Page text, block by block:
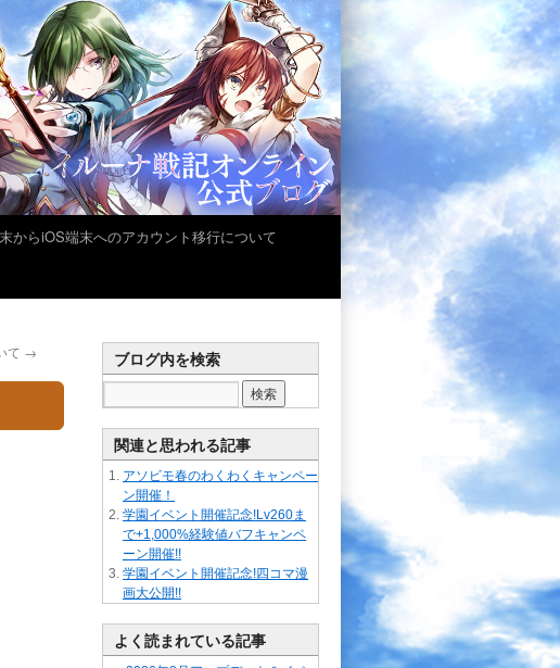
からiOS端末へのアカウント移行について
て → ブログ内を検索
関連と思われる記事
アソビモ春のわくわくキャンペー
ン開催！
学園イベント開催記念!Lv260ま
で+1,000%経験値バフキャンペ
ーン開催!!
学園イベント開催記念!四コマ漫
画大公開!!
よく読まれている記事